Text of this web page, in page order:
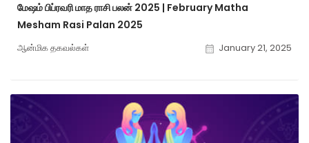
மேஷம் பிப்ரவரி மாத ராசி பலன் 2025 | February Matha
Mesham Rasi Palan 2025
ஆன்மிக தகவல்கள் January 21, 2025